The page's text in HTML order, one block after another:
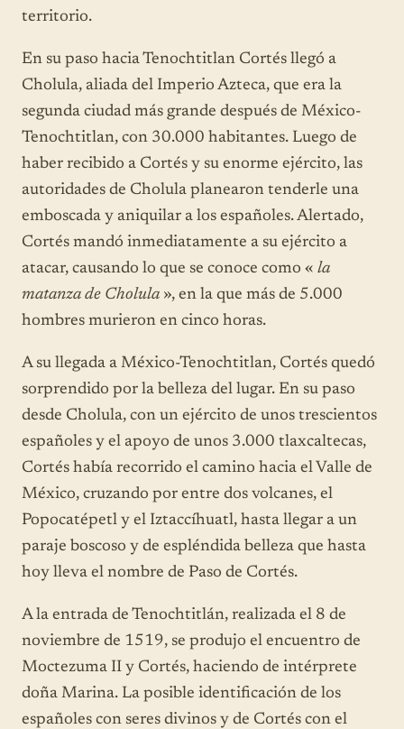
territorio.
En su paso hacia Tenochtitlan Cortés llegó a
Cholula, aliada del Imperio Azteca, que era la
segunda ciudad más grande después de México-
Tenochtitlan, con 30.000 habitantes. Luego de
haber recibido a Cortés y su enorme ejército, las
autoridades de Cholula planearon tenderle una
emboscada y aniquilar a los españoles. Alertado,
Cortés mandó inmediatamente a su ejército a
atacar, causando lo que se conoce como « la
matanza de Cholula », en la que más de 5.000
hombres murieron en cinco horas.
A su llegada a México-Tenochtitlan, Cortés quedó
sorprendido por la belleza del lugar. En su paso
desde Cholula, con un ejército de unos trescientos
españoles y el apoyo de unos 3.000 tlaxcaltecas,
Cortés había recorrido el camino hacia el Valle de
México, cruzando por entre dos volcanes, el
Popocatépetl y el Iztaccíhuatl, hasta llegar a un
paraje boscoso y de espléndida belleza que hasta
hoy lleva el nombre de Paso de Cortés.
A la entrada de Tenochtitlán, realizada el 8 de
noviembre de 1519, se produjo el encuentro de
Moctezuma II y Cortés, haciendo de intérprete
doña Marina. La posible identificación de los
españoles con seres divinos y de Cortés con el